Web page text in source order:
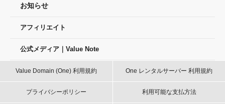
Value Domain (One) 利用規約 One レンタルサーバー 利用規約
プライバシーポリシー 利用可能な支払方法
お知らせ
アフィリエイト
公式メディア｜Value Note